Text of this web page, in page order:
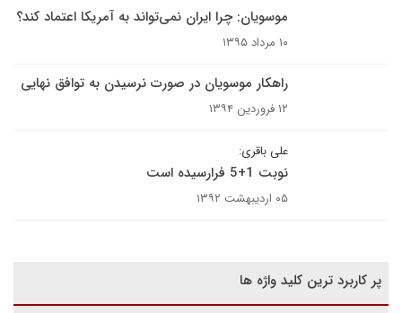
موسویان: چرا ایران نمی‌تواند به آمریکا اعتماد کند؟
۱۰ مرداد ۱۳۹۵
راهکار موسویان در صورت نرسیدن به توافق نهایی
۱۲ فروردین ۱۳۹۴
علی باقری:
نوبت 1+5 فرارسیده است
۰۵ اردیبهشت ۱۳۹۲
پر کاربرد ترین کلید واژه ها